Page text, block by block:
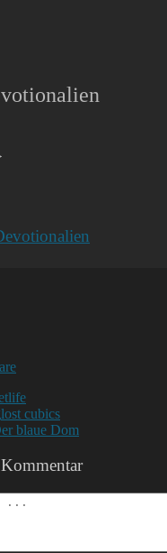
lost cubics
blaue Dom